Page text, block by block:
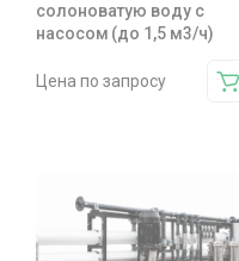
солоноватую воду с
насосом (до 1,5 м3/ч)
Цена по запросу